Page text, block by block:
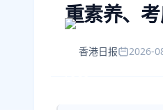
重素养、
香港日报 2026-